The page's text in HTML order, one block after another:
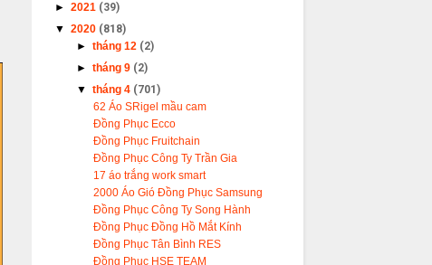
► 2021 (39)
▼ 2020 (818)
► tháng 12 (2)
► tháng 9 (2)
▼ tháng 4 (701)
62 Áo SRigel mầu cam
Đồng Phục Ecco
Đồng Phục Fruitchain
Đồng Phục Công Ty Trần Gia
17 áo trắng work smart
2000 Áo Gió Đồng Phục Samsung
Đồng Phục Công Ty Song Hành
Đồng Phục Đồng Hồ Mắt Kính
Đồng Phục Tân Bình RES
Đồng Phục HSE TEAM